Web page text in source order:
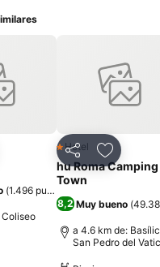
a favoritos
(1.496 puntuaciones
Coliseo
CompartirAgregar
1 Estrellas
Hotel
hu Roma
Town
8,2Muy bueno (
a 4.6 km de:
San Pedro del